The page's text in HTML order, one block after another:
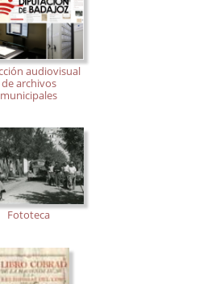
audiovisual
de archivos
municipales
Fototeca